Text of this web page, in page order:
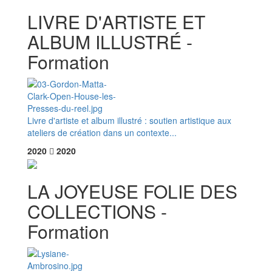
LIVRE D'ARTISTE ET
ALBUM ILLUSTRÉ -
Formation
Livre d'artiste et album illustré : soutien artistique aux
ateliers de création dans un contexte...
2020
2020
LA JOYEUSE FOLIE DES
COLLECTIONS -
Formation